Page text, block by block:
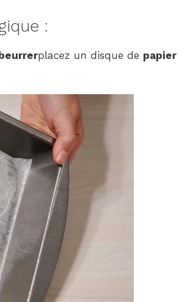
:
beurrerplacez un disque de papier